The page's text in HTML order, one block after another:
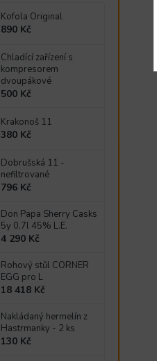
Kofola Original
890 Kč
Chladící zařízení s
kompresorem
dvoupákové
500 Kč
Krakonoš 11
380 Kč
Dobrušská 11 -
nefiltrované
796 Kč
Don Papa Sherry Casks
5y 0,7l 45% L.E.
4 290 Kč
Rohový stůl CORNER
EGG pro L
18 418 Kč
Nakládaný hermelín z
Hastrmanky - 2 ks
130 Kč